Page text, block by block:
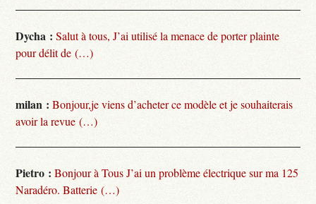
Dycha : Salut à tous, J’ai utilisé la menace de porter plainte
pour délit de (…)
milan : Bonjour,je viens d’acheter ce modèle et je souhaiterais
avoir la revue (…)
Pietro : Bonjour à Tous J’ai un problème électrique sur ma 125
Naradéro. Batterie (…)